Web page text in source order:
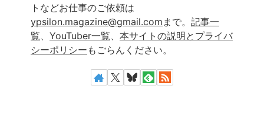
トなどお仕事のご依頼は
ypsilon.magazine@gmail.com まで。 記事一
覧
YouTuber一覧
本サイトの説明とプライバ
シーポリシー もごらんください。